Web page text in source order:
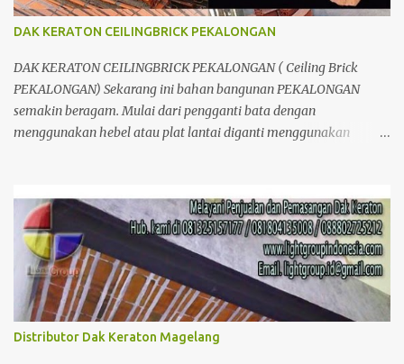
menahan beban hingga 1000kg/m2;kekuatanya relative sama
cepat. 3.Lebih hemat karena penggematan tenaga kerja & waktu.
4.Lebih efesien karena dapat di kerjakan Bersamaan den...
DAK KERATON CEILINGBRICK PEKALONGAN
DAK KERATON CEILINGBRICK PEKALONGAN ( Ceiling Brick
PEKALONGAN) Sekarang ini bahan bangunan PEKALONGAN
semakin beragam. Mulai dari pengganti bata dengan
menggunakan hebel atau plat lantai diganti menggunakan
menggunakan metal.
Distributor Dak Keraton Magelang